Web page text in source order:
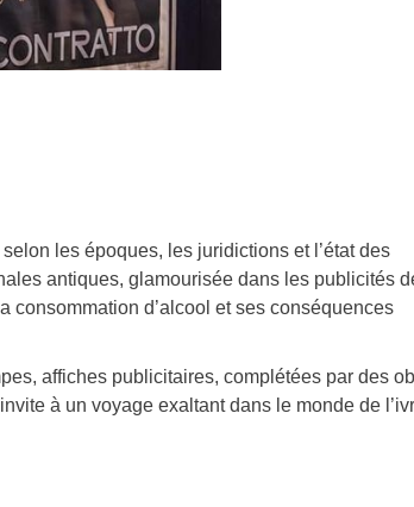
les époques, les juridictions et l’état des
antiques, glamourisée dans les publicités
consommation d’alcool et ses conséquences
affiches publicitaires, complétées par des
à un voyage exaltant dans le monde de